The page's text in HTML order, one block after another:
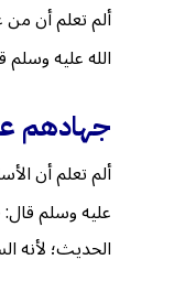
ألم تعلم أن
الله عليه
جهادهم
ألم تعلم أن
عليه وسلم
الحديث؛ لأنه